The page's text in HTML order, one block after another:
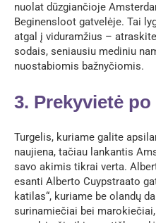
nuolat dūzgiančioje
Beginensloot gatvelėje. Tai
atgal į viduramžius –
sodais, seniausiu mediniu
nuostabiomis bažnyčiomis.
3. Prekyvietė
Turgelis, kuriame galite
naujiena, tačiau lankantis
savo akimis tikrai verta.
esanti Alberto Cuypstraato
katilas“, kuriame be olandų
surinamiečiai bei